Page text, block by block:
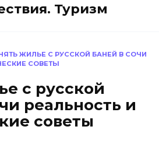
Туризм
ЖИЛЬЕ С РУССКОЙ БАНЕЙ В СОЧИ
СОВЕТЫ
с русской
реальность и
советы